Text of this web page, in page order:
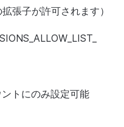
張子が許可されます）
ALLOW_ LIST_
トにのみ設定可能